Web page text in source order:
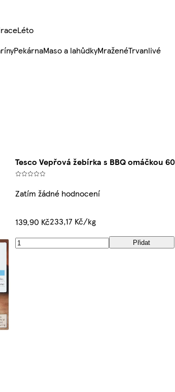
Léto
PekárnaMaso a lahůdkyMraženéTrvanlivé
Tesco Vepřová žebírka s BBQ omáčkou
Zatím žádné hodnocení
139,90 Kč233,17 Kč/kg
Přidat